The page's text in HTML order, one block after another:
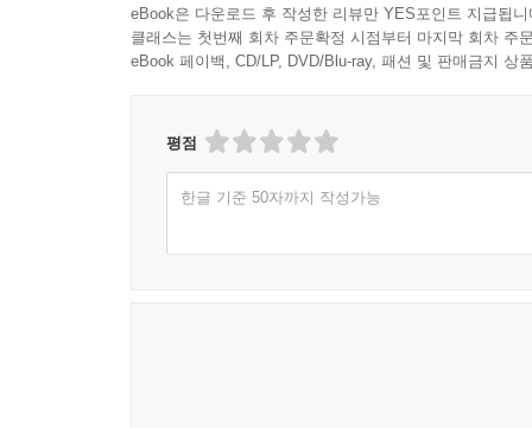
eBook은 다운로드 후 작성한 리뷰만 YES포인트 지급됩니
클래스는 첫번째 회차 주문확정 시점부터 마지막 회차 주
eBook 페이백, CD/LP, DVD/Blu-ray, 패션 및 판매금지 상
평점
한글 기준 50자까지 작성가능